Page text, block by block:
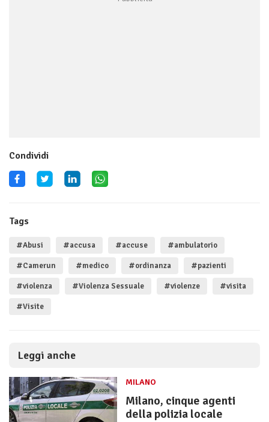
Condividi
Tags
#Abusi #accusa #accuse #ambulatorio
#Camerun #medico #ordinanza #pazienti
#violenza #Violenza Sessuale #violenze #visita
#Visite
Leggi anche
MILANO
Milano, cinque agenti
della polizia locale